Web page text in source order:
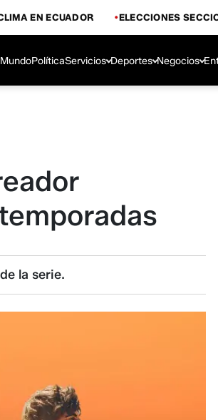
EN ECUADOR ELECCIONES
MundoPolíticaServicios Deportes Negocios
la serie.